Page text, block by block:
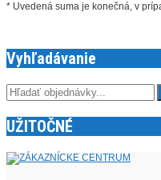
* Uvedená suma je konečná, v
Vyhľadávanie
UŽITOČNÉ